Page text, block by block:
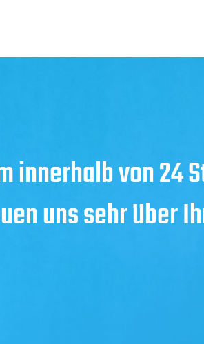
innerhalb von 24
uns sehr über